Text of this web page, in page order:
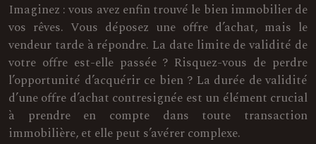
Imaginez : vous avez enfin trouvé le bien immobilier de
vos rêves. Vous déposez une offre d’achat, mais le
vendeur tarde à répondre. La date limite de validité de
votre offre est-elle passée ? Risquez-vous de perdre
l’opportunité d’acquérir ce bien ? La durée de validité
d’une offre d’achat contresignée est un élément crucial
à prendre en compte dans toute transaction
immobilière, et elle peut s’avérer complexe.